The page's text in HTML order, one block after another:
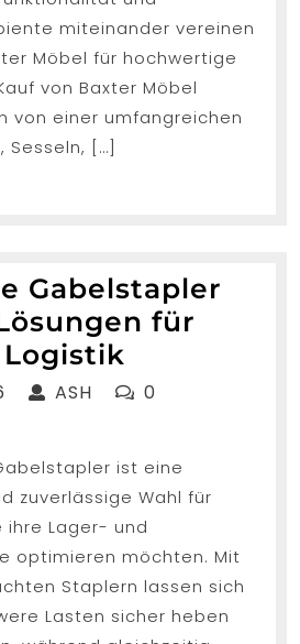
miteinander vereinen
Möbel für hochwertige
von Baxter Möbel
von einer umfangreichen
Sesseln, […]
Gabelstapler
für
Lösungen
für
Lager
und
Logistik
MarchASH ASH
0
ist eine
zuverlässige Wahl für
ihre Lager- und
optimieren möchten. Mit
Staplern lassen sich
Lasten sicher heben